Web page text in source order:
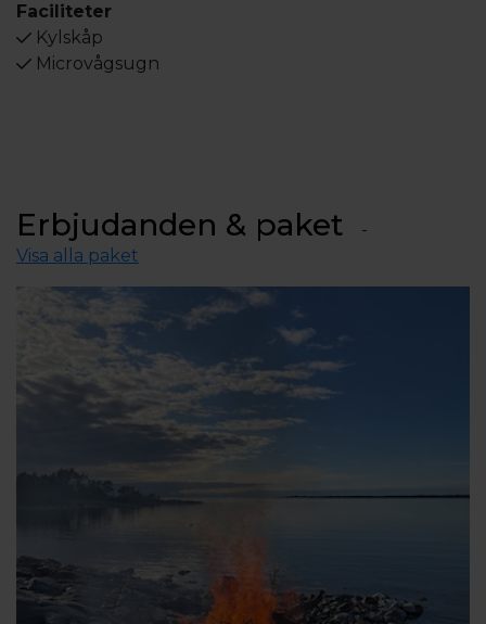
Faciliteter
Kylskåp
Microvågsugn
Erbjudanden & paket
Visa alla paket